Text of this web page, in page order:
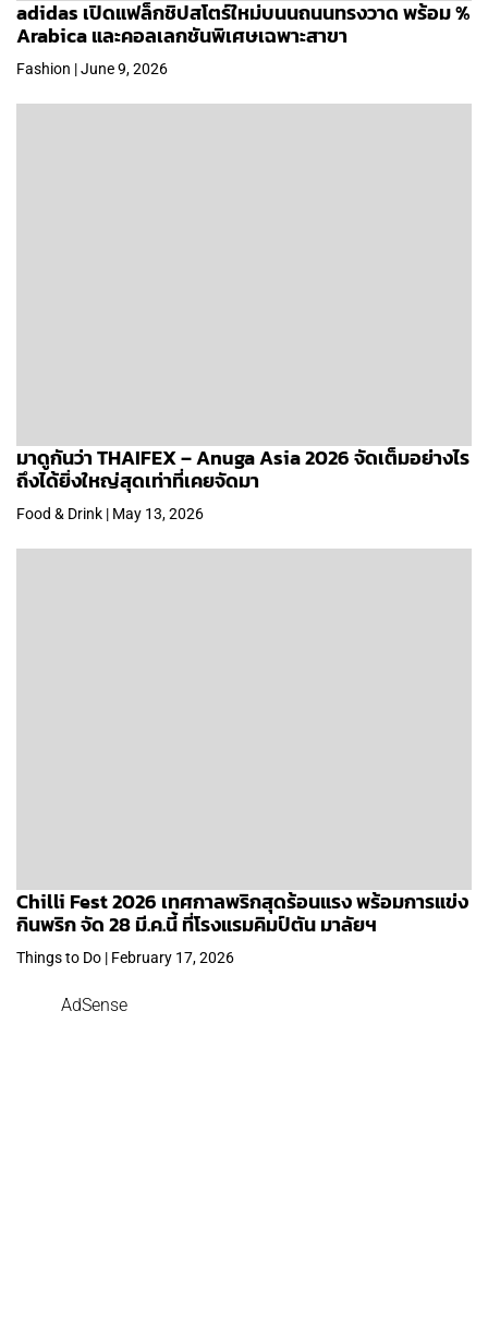
adidas เปิดแฟล็กชิปสโตร์ใหม่บนนถนนทรงวาด พร้อม %
Arabica และคอลเลกชันพิเศษเฉพาะสาขา
Fashion | June 9, 2026
มาดูกันว่า THAIFEX – Anuga Asia 2026 จัดเต็มอย่างไร
ถึงได้ยิ่งใหญ่สุดเท่าที่เคยจัดมา
Food & Drink | May 13, 2026
Chilli Fest 2026 เทศกาลพริกสุดร้อนแรง พร้อมการแข่ง
กินพริก จัด 28 มี.ค.นี้ ที่โรงแรมคิมป์ตัน มาลัยฯ
Things to Do | February 17, 2026
AdSense